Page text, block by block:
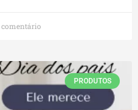
PRODUTOS